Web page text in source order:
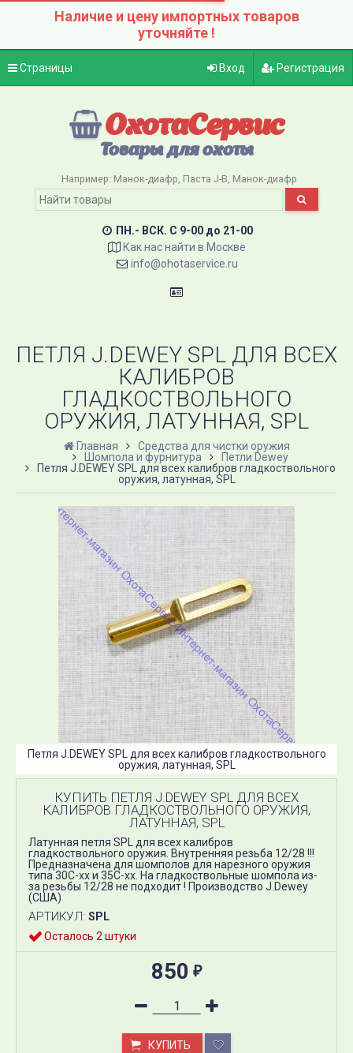
Наличие и цену импортных товаров
уточняйте !
Страницы Вход Регистрация
ОхотаСервис
Товары для охоты
Например: Манок-диафр Паста J-B Манок-диафр
ПН.- ВСК. C 9-00 до 21-00
Как нас найти в Москве
info@ohotaservice.ru
ПЕТЛЯ J.DEWEY SPL ДЛЯ ВСЕХ
КАЛИБРОВ
ГЛАДКОСТВОЛЬНОГО
ОРУЖИЯ, ЛАТУННАЯ, SPL
Главная
Средства для чистки оружия
Шомпола и фурнитура
Петли Dewey
Петля J.DEWEY SPL для всех калибров гладкоствольного
оружия, латунная, SPL
Петля J.DEWEY SPL для всех калибров гладкоствольного
оружия, латунная, SPL
КУПИТЬ ПЕТЛЯ J.DEWEY SPL ДЛЯ ВСЕХ
КАЛИБРОВ ГЛАДКОСТВОЛЬНОГО ОРУЖИЯ,
ЛАТУННАЯ, SPL
Латунная петля SPL для всех калибров
гладкоствольного оружия. Внутренняя резьба 12/28 !!!
Предназначена для шомполов для нарезного оружия
типа 30С-хх и 35С-хх. На гладкоствольные шомпола из-
за резьбы 12/28 не подходит ! Производство J.Dewey
(США)
АРТИКУЛ: SPL
Осталось 2 штуки
850 ₽
КУПИТЬ